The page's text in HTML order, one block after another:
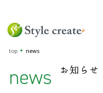
top news
news お知らせ